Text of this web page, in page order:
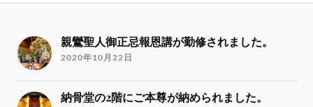
親鸞聖人御正忌報恩講が勤修されました。
2020年10月22日
納骨堂の2階にご本尊が納められました。